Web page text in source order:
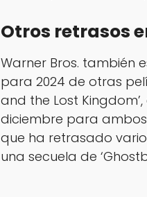
Otros retrasos
Warner Bros. también
para 2024 de otras
and the Lost
diciembre para
que ha retrasado
una secuela de